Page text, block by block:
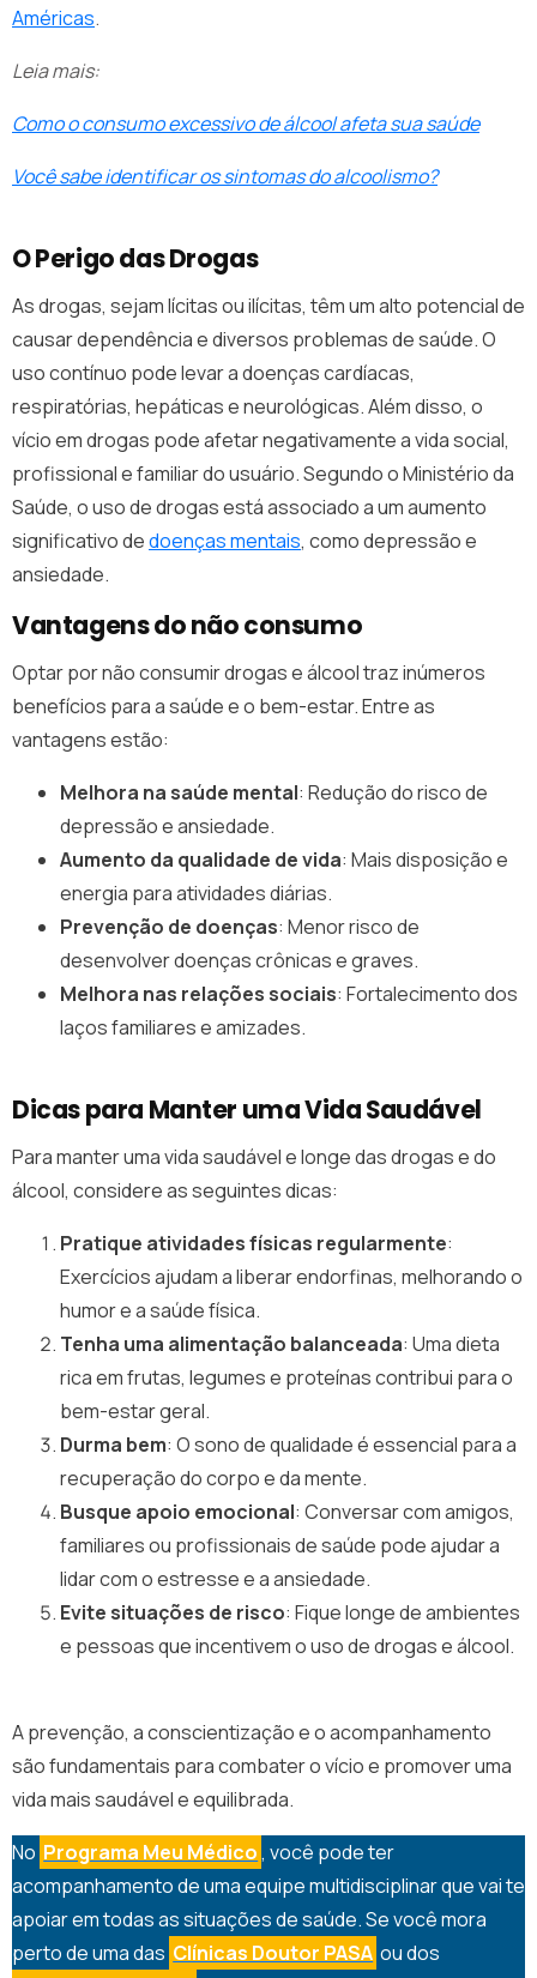
Américas.
Leia mais:
Como o consumo excessivo de álcool afeta sua saúde
Você sabe identificar os sintomas do alcoolismo?
O Perigo das Drogas
As drogas, sejam lícitas ou ilícitas, têm um alto potencial de
causar dependência e diversos problemas de saúde. O
uso contínuo pode levar a doenças cardíacas,
respiratórias, hepáticas e neurológicas. Além disso, o
vício em drogas pode afetar negativamente a vida social,
profissional e familiar do usuário. Segundo o Ministério da
Saúde, o uso de drogas está associado a um aumento
significativo dedoenças mentais, como depressão e
ansiedade.
Vantagens do não consumo
Optar por não consumir drogas e álcool traz inúmeros
benefícios para a saúde e o bem-estar. Entre as
vantagens estão:
Melhora na saúde mental: Redução do risco de
depressão e ansiedade.
Aumento da qualidade de vida: Mais disposição e
energia para atividades diárias.
Prevenção de doenças: Menor risco de
desenvolver doenças crônicas e graves.
Melhora nas relações sociais: Fortalecimento dos
laços familiares e amizades.
Dicas para Manter uma Vida Saudável
Para manter uma vida saudável e longe das drogas e do
álcool, considere as seguintes dicas:
Pratique atividades físicas regularmente:
Exercícios ajudam a liberar endorfinas, melhorando o
humor e a saúde física.
Tenha uma alimentação balanceada: Uma dieta
rica em frutas, legumes e proteínas contribui para o
bem-estar geral.
Durma bem: O sono de qualidade é essencial para a
recuperação do corpo e da mente.
Busque apoio emocional: Conversar com amigos,
familiares ou profissionais de saúde pode ajudar a
lidar com o estresse e a ansiedade.
Evite situações de risco: Fique longe de ambientes
e pessoas que incentivem o uso de drogas e álcool.
A prevenção, a conscientização e o acompanhamento
são fundamentais para combater o vício e promover uma
vida mais saudável e equilibrada.
No Programa Meu Médico, você pode ter
acompanhamento de uma equipe multidisciplinar que vai te
apoiar em todas as situações de saúde. Se você mora
perto de uma das Clínicas Doutor PASA ou dos